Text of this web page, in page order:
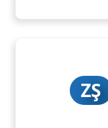
ZŞ